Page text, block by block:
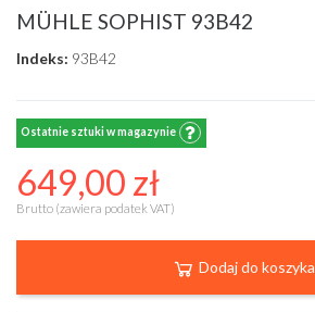
MÜHLE SOPHIST 93B42
Indeks: 93B42
Ostatnie sztuki w magazynie
649,00 zł
Brutto (zawiera podatek VAT)
Dodaj do koszyka